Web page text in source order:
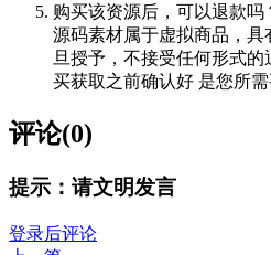
购买该资源后，可以退款吗
源码素材属于虚拟商品，
旦授予，不接受任何形式
买获取之前确认好 是您所
评论(0)
提示：请文明发言
登录后评论